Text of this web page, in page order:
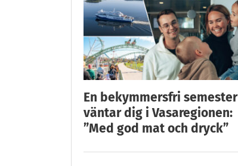
En bekymmersfri semester
väntar dig i Vasaregionen:
”Med god mat och dryck”